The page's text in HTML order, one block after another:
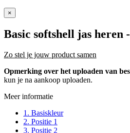
×
Basic softshell jas heren
Zo stel je jouw product samen
Opmerking over het uploaden van
kun je na aankoop uploaden.
Meer informatie
1. Basiskleur
2. Positie 1
3. Positie 2